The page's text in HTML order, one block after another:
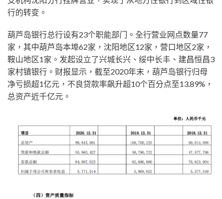
行的转变。
葫芦岛银行总行设有23个职能部门。全行营业网点数量77
家，其中葫芦岛本埠62家，沈阳地区12家，营口地区2家，
鞍山地区1家。发起设立了兴城长兴、绥中长丰、建昌恒昌3
家村镇银行。财报显示，截至2020年末，葫芦岛银行归母
净亏损超1亿元，不良贷款率飙升超10个百分点至13.89%，
总资产近千亿元。